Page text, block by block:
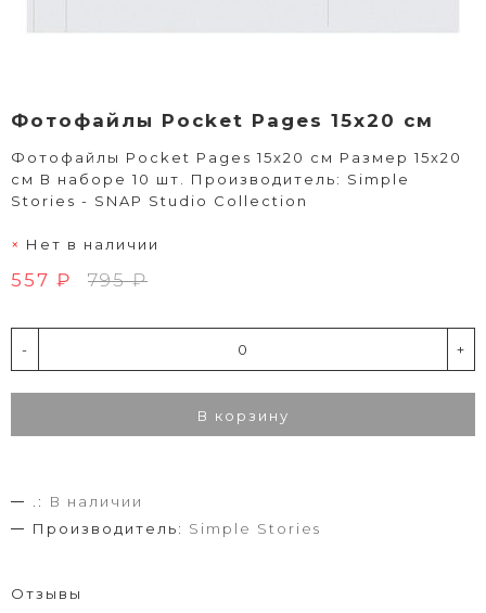
Фотофайлы Pocket Pages 15x20 см
Фотофайлы Pocket Pages 15x20 см Размер 15х20
см В наборе 10 шт. Производитель: Simple
Stories - SNAP Studio Collection
Нет в наличии
557 ₽ 795 ₽
- +
В корзину
.:
В наличии
Производитель: Simple Stories
Отзывы